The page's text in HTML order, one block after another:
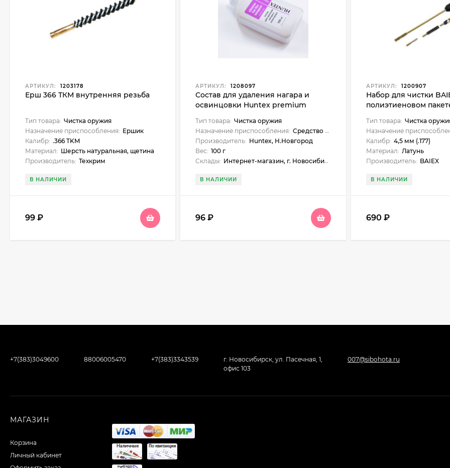
АРТИКУЛ: 1203178
Ерш 366 ТКМ внутренняя резьба
Тип товара: Чистка оружия
Назначение приспособления: Ершик
Калибр: .366 TKM
Материал: Шерсть натуральная, щетина
Производитель: Техкрим
В НАЛИЧИИ
99 ₽
АРТИКУЛ: 1208097
Состав для удаления нагара и
освинцовки Huntex premium
Тип товара: Чистка оружия
Назначение приспособления: Средство для очистки
Производитель: Huntex, Н.Новгород
Вес: 100 г
Склады: Интернет-магазин, г. Новосибирск, Новосибирск, ул. Нарымская, 23, Бердск, ул. Карла Маркса, 1, Искитим, ул. Станционная, 1б (ЖУМ), Куйбышев, ул. Чехова, 18, Черепаново, ул. Республиканская, 61, Бийск, ул. Больничный взвоз, 8, Склад, г. Новосибирск, Бердск, ул. Ленина, 89
В НАЛИЧИИ
96₽
АРТИКУЛ: 1200907
Набор для чистки
полиэтиеновом
Тип товара: Чистка
Назначение
Калибр: 4,5 мм (.177)
Материал: Латунь
Производитель: BAIEX
В НАЛИЧИИ
690 ₽
+7(383)3049600 88006005470 +7(383)3343539
г. Новосибирск, ул. Пасечная, 1,
офис 103
007@sibohota.ru
МАГАЗИН
Корзина
Личный кабинет